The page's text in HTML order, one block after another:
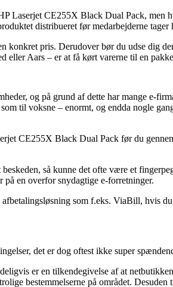
Laserjet CE255X Black Dual Pack, men
distribueret før medarbejderne tager
konkret pris. Derudover bør du udse dig
Aars – er at få kørt varerne til en
og på grund af dette har mange e-
til voksne – enormt, og endda nogle
CE255X Black Dual Pack før du
så kunne det ofte være et
på en overfor snydagtige e-forretninger.
som f.eks. ViaBill, hvis
det er dog oftest ikke super
er en tilkendegivelse af at
bestemmelserne på området. Desuden